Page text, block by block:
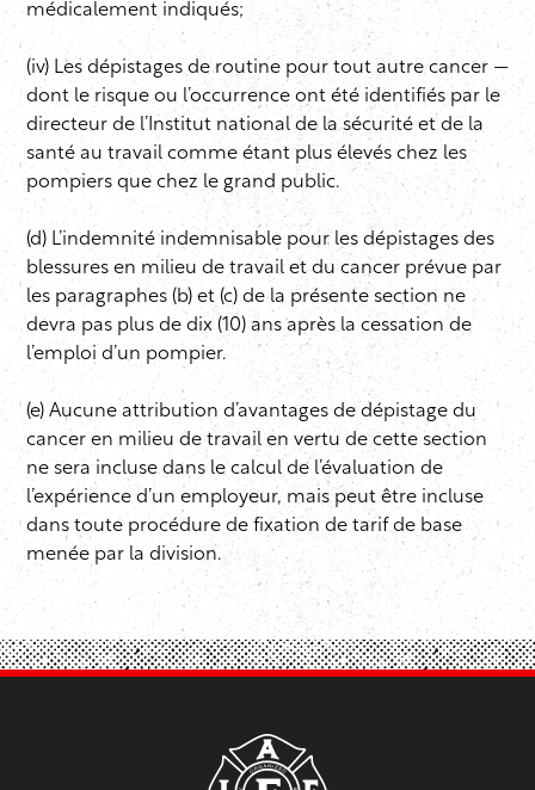
médicalement indiqués;
(iv) Les dépistages de routine pour tout autre cancer —
dont le risque ou l’occurrence ont été identifiés par le
directeur de l’Institut national de la sécurité et de la
santé au travail comme étant plus élevés chez les
pompiers que chez le grand public.
(d) L’indemnité indemnisable pour les dépistages des
blessures en milieu de travail et du cancer prévue par
les paragraphes (b) et (c) de la présente section ne
devra pas plus de dix (10) ans après la cessation de
l’emploi d’un pompier.
(e) Aucune attribution d’avantages de dépistage du
cancer en milieu de travail en vertu de cette section
ne sera incluse dans le calcul de l’évaluation de
l’expérience d’un employeur, mais peut être incluse
dans toute procédure de fixation de tarif de base
menée par la division.